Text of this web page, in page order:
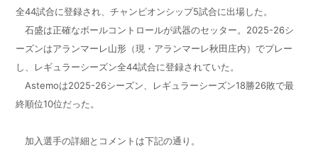
全44試合に登録され、チャンピオンシップ5試合に出場した。
石盛は正確なボールコントロールが武器のセッター。2025-26シ
ーズンはアランマーレ山形（現・アランマーレ秋田庄内）でプレー
し、レギュラーシーズン全44試合に登録されていた。
Astemoは2025-26シーズン、レギュラーシーズン18勝26敗で最
終順位10位だった。
加入選手の詳細とコメントは下記の通り。